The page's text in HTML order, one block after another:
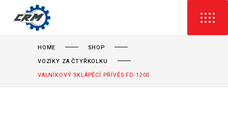
HOME
SHOP
VOZÍKY ZA ČTYŘKOLKU
VALNÍKOVÝ SKLÁPĚCÍ PŘÍVĚS FD-1200